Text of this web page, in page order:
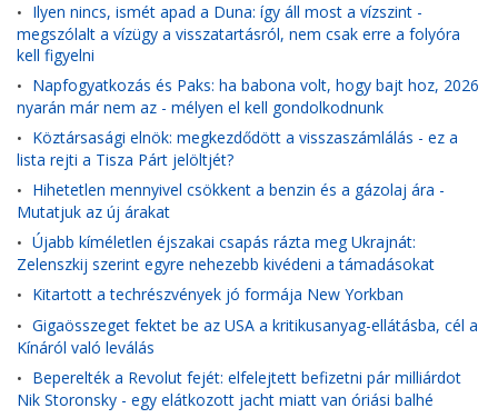
• Ilyen nincs, ismét apad a Duna: így áll most a vízszint -
megszólalt a vízügy a visszatartásról, nem csak erre a folyóra
kell figyelni
• Napfogyatkozás és Paks: ha babona volt, hogy bajt hoz, 2026
nyarán már nem az - mélyen el kell gondolkodnunk
• Köztársasági elnök: megkezdődött a visszaszámlálás - ez a
lista rejti a Tisza Párt jelöltjét?
• Hihetetlen mennyivel csökkent a benzin és a gázolaj ára -
Mutatjuk az új árakat
• Újabb kíméletlen éjszakai csapás rázta meg Ukrajnát:
Zelenszkij szerint egyre nehezebb kivédeni a támadásokat
• Kitartott a techrészvények jó formája New Yorkban
• Gigaösszeget fektet be az USA a kritikusanyag-ellátásba, cél a
Kínáról való leválás
• Beperelték a Revolut fejét: elfelejtett befizetni pár milliárdot
Nik Storonsky - egy elátkozott jacht miatt van óriási balhé